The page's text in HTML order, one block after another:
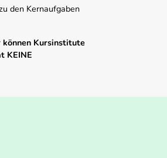
den Kernaufgaben
Kursinstitute
KEINE